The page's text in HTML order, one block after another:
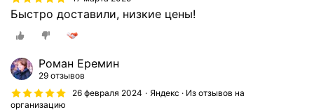
Быстро доставили, низкие цены!
Роман Еремин
29 отзывов
26 февраля 2024
Яндекс · Из отзывов на
организацию